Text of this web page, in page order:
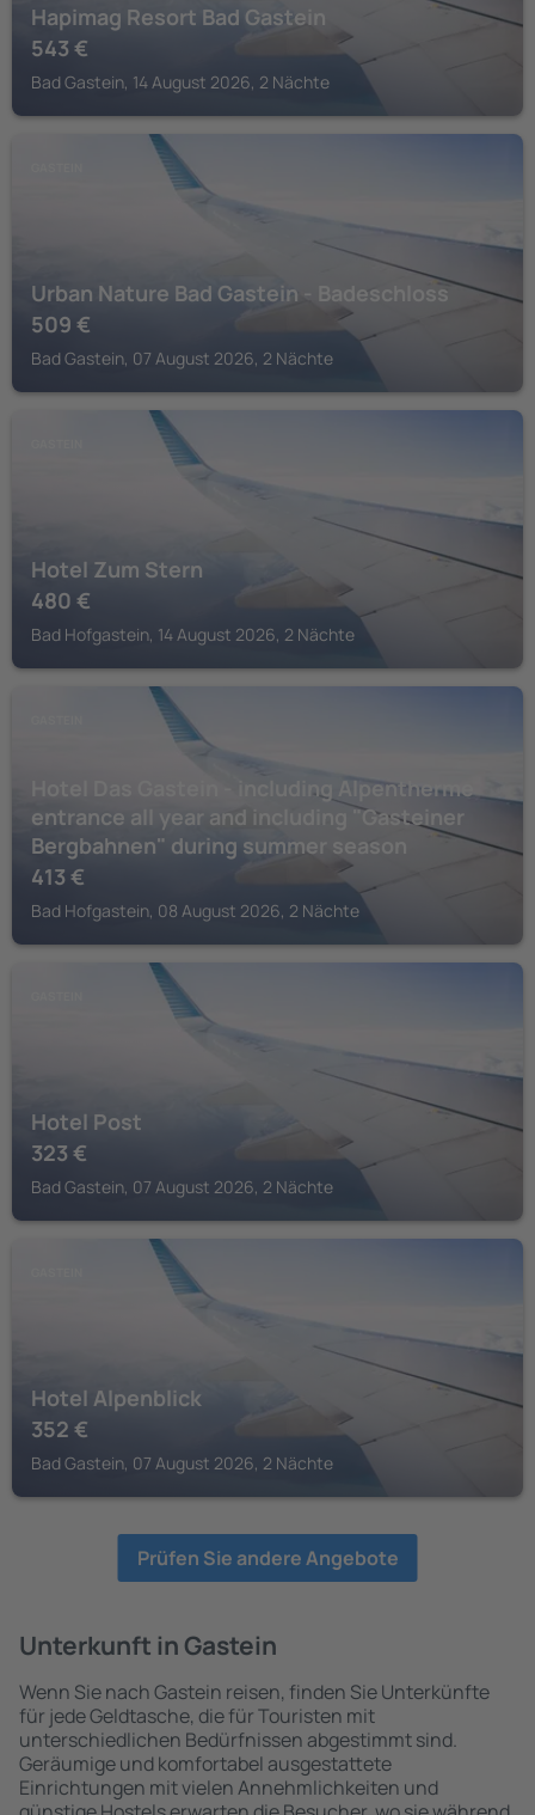
Hapimag Resort Bad Gastein
543 €
Bad Gastein, 14 August 2026, 2 Nächte
Urban Nature Bad Gastein - Badeschloss
509 €
Bad Gastein, 07 August 2026, 2 Nächte
Hotel Zum Stern
480 €
Bad Hofgastein, 14 August 2026, 2 Nächte
Hotel Das Gastein - including Alpentherme
entrance all year and including "Gasteiner
Bergbahnen" during summer season
413 €
Bad Hofgastein, 08 August 2026, 2 Nächte
Hotel Post
323 €
Bad Gastein, 07 August 2026, 2 Nächte
Hotel Alpenblick
352 €
Bad Gastein, 07 August 2026, 2 Nächte
Prüfen Sie andere Angebote
Unterkunft in Gastein
Wenn Sie nach Gastein reisen, finden Sie Unterkünfte
für jede Geldtasche, die für Touristen mit
unterschiedlichen Bedürfnissen abgestimmt sind.
Geräumige und komfortabel ausgestattete
Einrichtungen mit vielen Annehmlichkeiten und